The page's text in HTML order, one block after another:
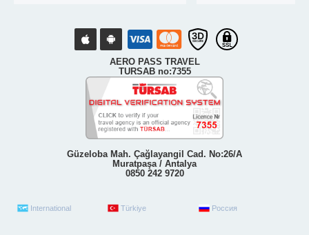
AERO PASS TRAVEL
TURSAB no:7355
Güzeloba Mah. Çağlayangil Cad. No:26/A
Muratpaşa / Antalya
0850 242 9720
International Türkiye Россия